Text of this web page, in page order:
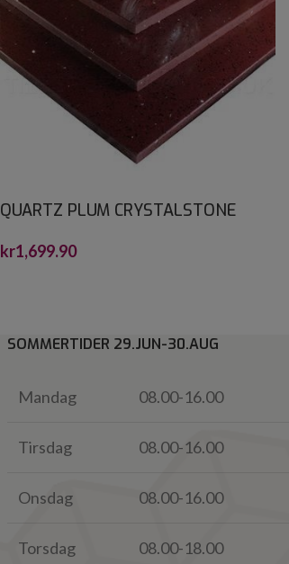
QUARTZ PLUM CRYSTALSTONE
kr1,699.90
SOMMERTIDER 29.JUN-30.AUG
Mandag 08.00-16.00
Tirsdag 08.00-16.00
Onsdag 08.00-16.00
Torsdag 08.00-18.00